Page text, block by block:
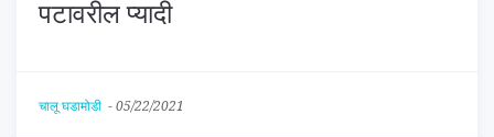
पटावरील प्यादी
चालू घडामोडी - 05/22/2021